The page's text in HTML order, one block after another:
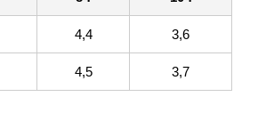
4,4 3,6
4,5 3,7